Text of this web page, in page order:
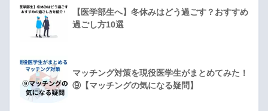
【医学部生へ】冬休みはどう過ごす？おすすめ
過ごし方10選
マッチング対策を現役医学生がまとめてみた！
⑨【マッチングの気になる疑問】